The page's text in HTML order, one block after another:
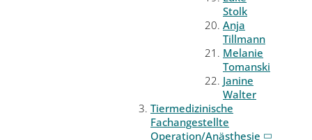
Stolk
Anja
Tillmann
Melanie
Tomanski
Janine
Walter
Tiermedizinische
Fachangestellte
Operation/Anästhesie